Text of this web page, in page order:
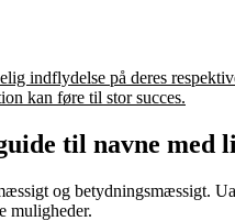
indflydelse på deres
kan føre til stor succes.
til navne med
og betydningsmæssigt.
muligheder.